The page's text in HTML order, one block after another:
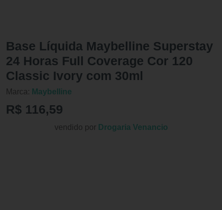
Base Líquida Maybelline Superstay
24 Horas Full Coverage Cor 120
Classic Ivory com 30ml
Marca: Maybelline
R$ 116,59
vendido por Drogaria Venancio